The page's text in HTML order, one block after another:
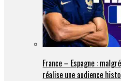
France – Espagne :
réalise une audience